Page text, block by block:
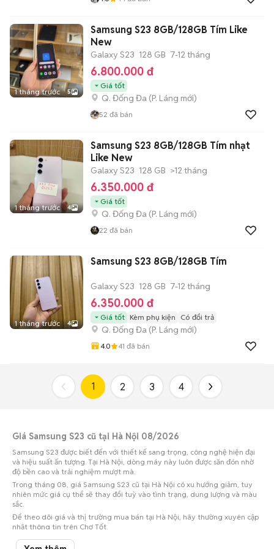
1 tháng trước 5
Samsung S23 8GB/128GB Tím Like
New
Galaxy S23 128 GB 7-12 tháng
6.800.000 đ
Giá tốt
Q. Đống Đa (P. Láng mới)
52 đã bán
1 tháng trước 4
Samsung S23 8GB/128GB Tím nhạt
Like New
Galaxy S23 128 GB >12 tháng
6.350.000 đ
Giá tốt
Q. Đống Đa (P. Láng mới)
22 đã bán
1 tháng trước 4
Samsung S23 8GB/128GB Tím
Galaxy S23 128 GB 7-12 tháng
6.350.000 đ
Giá tốt Kèm phụ kiện Có đổi trả
Q. Đống Đa (P. Láng mới)
4.0 41 đã bán
1 2 3 4
Giá Samsung S23 cũ tại Hà Nội 08/2026
Samsung S23 được biết đến với thiết kế sang trọng, công nghệ hiện đại
và hiệu suất ấn tượng. Tại Hà Nội, dòng máy này luôn được săn đón nhờ
độ bền cao và trải nghiệm mượt mà.
Trong tháng 08, giá Samsung S23 cũ tại Hà Nội có xu hướng giảm, tuy
nhiên mức giá cụ thể sẽ thay đổi tuỳ vào tình trạng, dung lượng và màu
sắc.
Để theo dõi giá và thị trường mua bán tại Hà Nội, hãy thường xuyên cập
nhật thông tin trên Chợ Tốt.